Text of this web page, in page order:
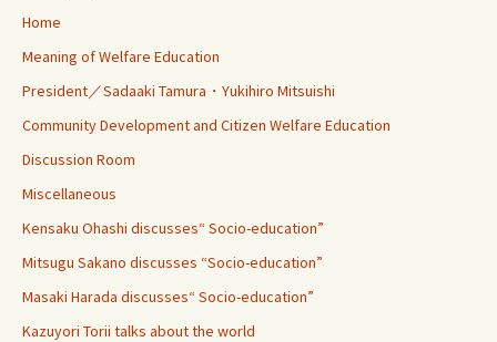
Home
Meaning of Welfare Education
President／Sadaaki Tamura・Yukihiro Mitsuishi
Community Development and Citizen Welfare Education
Discussion Room
Miscellaneous
Kensaku Ohashi discusses“ Socio-education”
Mitsugu Sakano discusses “Socio-education”
Masaki Harada discusses“ Socio-education”
Kazuyori Torii talks about the world